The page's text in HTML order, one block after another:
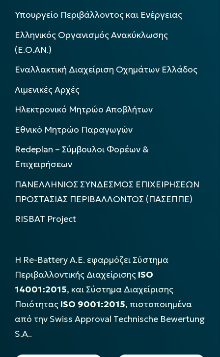
Υπουργείο Περιβάλλοντος και Ενέργειας
Ελληνικός Οργανισμός Ανακύκλωσης
(Ε.Ο.ΑΝ.)
Εναλλακτική Διαχείριση Οχημάτων Ελλάδος
Λιμενικές Αρχές
Ηλεκτρονικό Μητρώο Αποβλήτων
Εθνικό Μητρώο Παραγωγών
Redeplan – Σύμβουλοι Φορέων &
Επιχειρήσεων
ΠΑΝΕΛΛΗΝΙΟΣ ΣΥΝΔΕΣΜΟΣ ΕΠΙΧΕΙΡΗΣΕΩΝ
ΠΡΟΣΤΑΣΙΑΣ ΠΕΡΙΒΑΛΛΟΝΤΟΣ (ΠΑΣΕΠΠΕ)
RISBAT Project
Η Re-Battery Α.Ε. εφαρμόζει Σύστημα
Περιβαλλοντικής Διαχείρισης ISO
14001:2015, και Σύστημα Διαχείρισης
Ποιότητας ISO 9001:2015, πιστοποιημένα
από την Swiss Approval Technische Bewertung
S.A..